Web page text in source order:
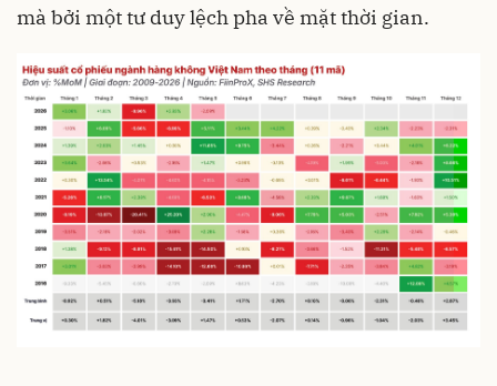
mà bởi một tư duy lệch pha về mặt thời gian.